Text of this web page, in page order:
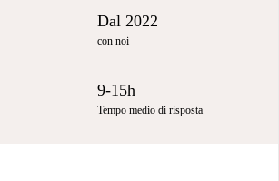
Dal 2022
con noi
9-15h
Tempo medio di risposta